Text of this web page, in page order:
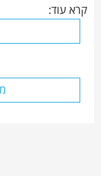
קרא עוד: